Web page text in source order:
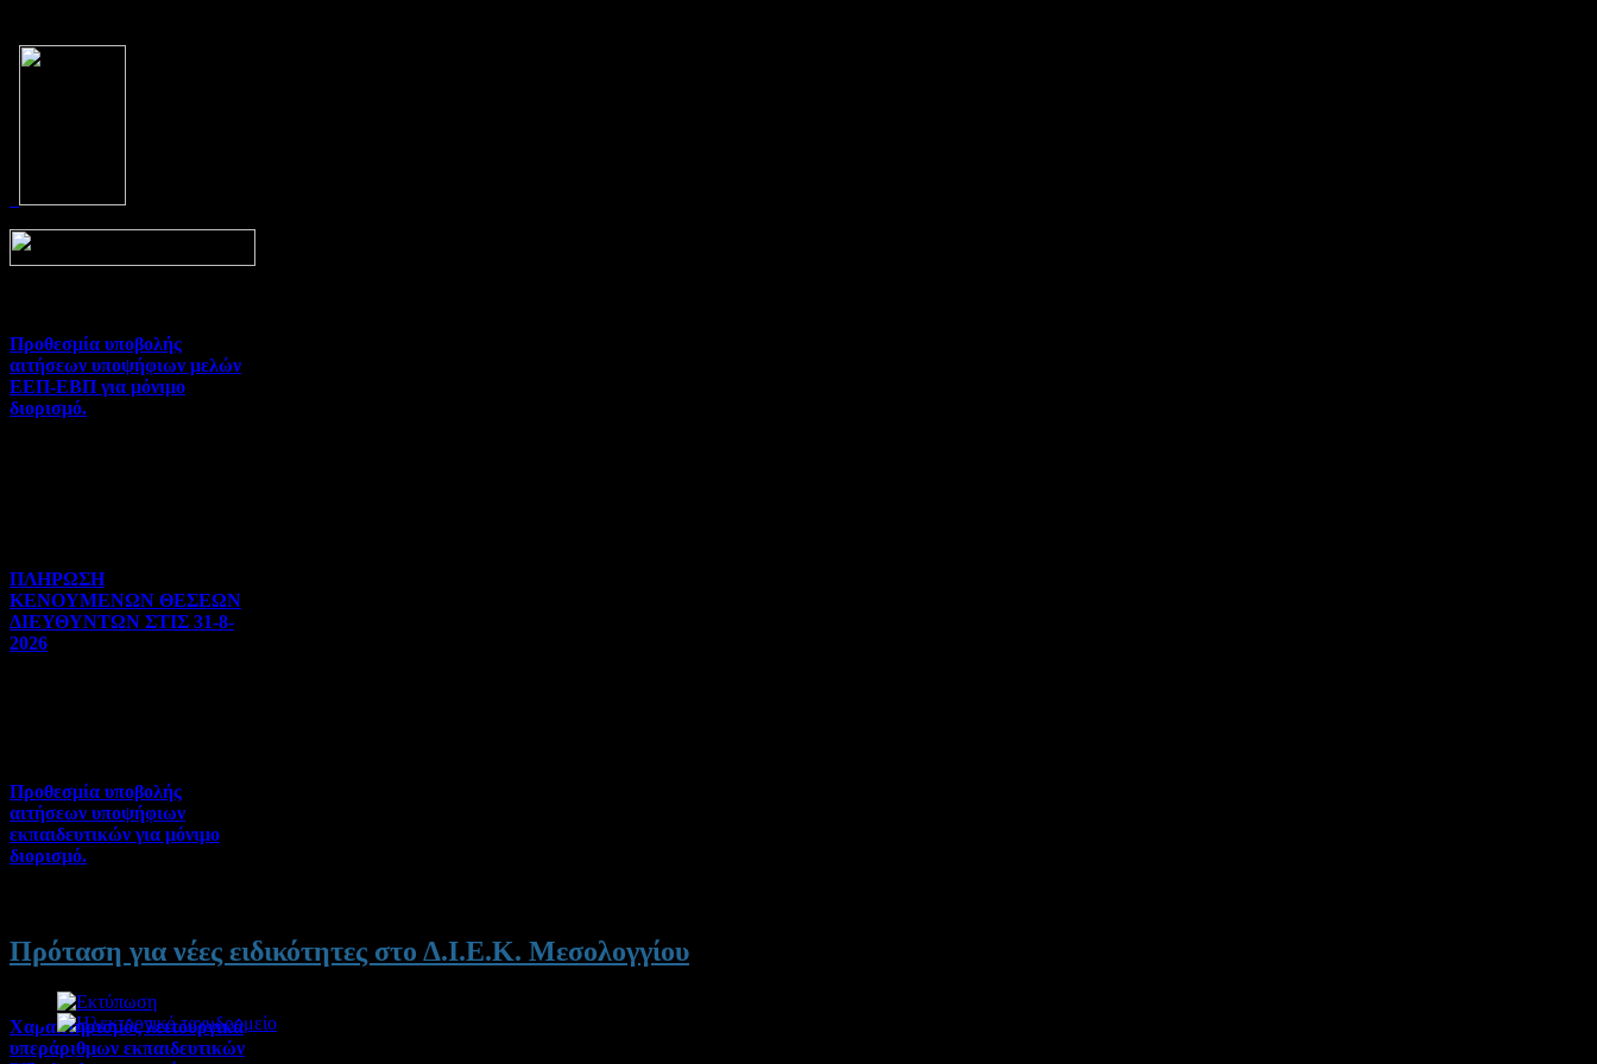
Προθεσμία υποβολής
αιτήσεων υποψήφιων μελών
ΕΕΠ-ΕΒΠ για μόνιμο
διορισμό.
ΠΛΗΡΩΣΗ
ΚΕΝΟΥΜΕΝΩΝ ΘΕΣΕΩΝ
ΔΙΕΥΘΥΝΤΩΝ ΣΤΙΣ 31-8-
2026
Προθεσμία υποβολής
αιτήσεων υποψήφιων
εκπαιδευτικών για μόνιμο
διορισμό.
Hits:56
Χαρακτηρισμός λειτουργικά
υπεράριθμων εκπαιδευτικών
Πρόταση για νέες ειδικότητες στο Δ.Ι.Ε.Κ. Μεσολογγίου